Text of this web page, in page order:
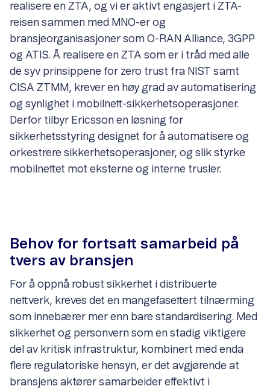
realisere en ZTA, og vi er aktivt engasjert i ZTA-
reisen sammen med MNO-er og
bransjeorganisasjoner som O-RAN Alliance, 3GPP
og ATIS. Å realisere en ZTA som er i tråd med alle
de syv prinsippene for zero trust fra NIST samt
CISA ZTMM, krever en høy grad av automatisering
og synlighet i mobilnett-sikkerhetsoperasjoner.
Derfor tilbyr Ericsson en løsning for
sikkerhetsstyring designet for å automatisere og
orkestrere sikkerhetsoperasjoner, og slik styrke
mobilnettet mot eksterne og interne trusler.
Behov for fortsatt samarbeid på
tvers av bransjen
For å oppnå robust sikkerhet i distribuerte
nettverk, kreves det en mangefasettert tilnærming
som innebærer mer enn bare standardisering. Med
sikkerhet og personvern som en stadig viktigere
del av kritisk infrastruktur, kombinert med enda
flere regulatoriske hensyn, er det avgjørende at
bransjens aktører samarbeider effektivt i